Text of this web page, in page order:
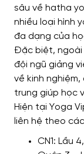
sâu về hatha
nhiều loại hình
đa dạng của
Đặc biệt, ngoài
đội ngũ giảng
về kinh
trung giúp học
Hiện tại Yoga
liên hệ theo
CN1: Lầu